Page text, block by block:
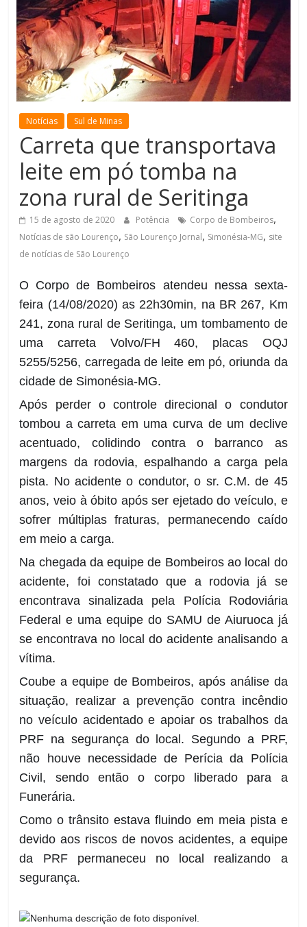
de
Minas
Notícias Sul de Minas
Carreta que transportava
leite em pó tomba na
zona rural de Seritinga
15 de agosto de 2020 Potência Corpo de Bombeiros,
Notícias de são Lourenço, São Lourenço Jornal, Simonésia-MG, site
de notícias de São Lourenço
O Corpo de Bombeiros atendeu nessa sexta-
feira (14/08/2020) as 22h30min, na BR 267, Km
241, zona rural de Seritinga, um tombamento de
uma carreta Volvo/FH 460, placas OQJ
5255/5256, carregada de leite em pó, oriunda da
cidade de Simonésia-MG.
Após perder o controle direcional o condutor
tombou a carreta em uma curva de um declive
acentuado, colidindo contra o barranco as
margens da rodovia, espalhando a carga pela
pista. No acidente o condutor, o sr. C.M. de 45
anos, veio à óbito após ser ejetado do veículo, e
sofrer múltiplas fraturas, permanecendo caído
em meio a carga.
Na chegada da equipe de Bombeiros ao local do
acidente, foi constatado que a rodovia já se
encontrava sinalizada pela Polícia Rodoviária
Federal e uma equipe do SAMU de Aiuruoca já
se encontrava no local do acidente analisando a
vítima.
Coube a equipe de Bombeiros, após análise da
situação, realizar a prevenção contra incêndio
no veículo acidentado e apoiar os trabalhos da
PRF na segurança do local. Segundo a PRF,
não houve necessidade de Perícia da Polícia
Civil, sendo então o corpo liberado para a
Funerária.
Como o trânsito estava fluindo em meia pista e
devido aos riscos de novos acidentes, a equipe
da PRF permaneceu no local realizando a
segurança.